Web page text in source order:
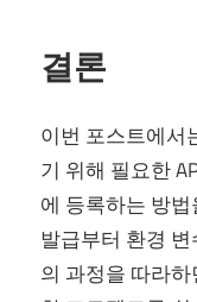
결론
이번 포스트에서
기 위해 필요한
에 등록하는 방
발급부터 환경
의 과정을 따라